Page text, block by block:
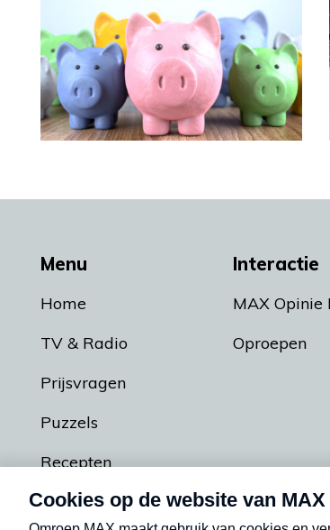
Menu
Home
TV & Radio
Prijsvragen
Puzzels
Recepten
Podcasts
Interactie
MAX Opinie
Oproepen